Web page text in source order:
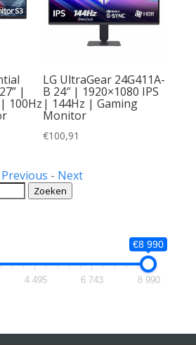
|
100Hz
LG UltraGear 24G411A-
B 24″ | 1920×1080 IPS
| 144Hz | Gaming
Monitor
€100,91
Previous - Next
Zoeken
€8 990
4 495 6 743 8 990